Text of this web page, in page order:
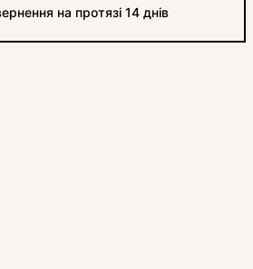
на протязі 14 днів